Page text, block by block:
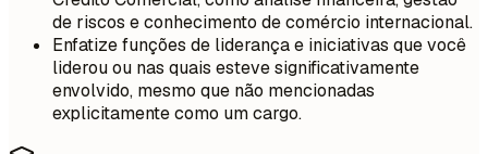
de riscos e conhecimento de comércio internacional.
Enfatize funções de liderança e iniciativas que você
liderou ou nas quais esteve significativamente
envolvido, mesmo que não mencionadas
explicitamente como um cargo.